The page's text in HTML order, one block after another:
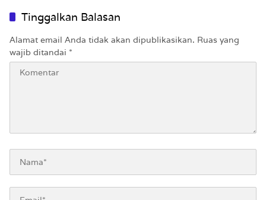
Tinggalkan Balasan
Alamat email Anda tidak akan dipublikasikan. Ruas yang
wajib ditandai *